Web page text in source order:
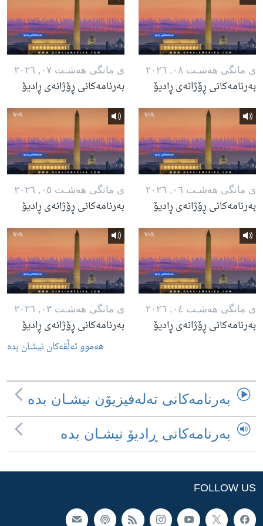
ی مانگی هه‌شـت ٠٨, ٢٠٢٦
بەرنامەکانی ڕۆژانەی ڕادیۆ
ی مانگی هه‌شـت ٠٧, ٢٠٢٦
بەرنامەکانی ڕۆژانەی ڕادیۆ
ی مانگی هه‌شـت ٠٦, ٢٠٢٦
بەرنامەکانی ڕۆژانەی ڕادیۆ
ی مانگی هه‌شـت ٠٥, ٢٠٢٦
بەرنامەکانی ڕۆژانەی ڕادیۆ
ی مانگی هه‌شـت ٠٤, ٢٠٢٦
بەرنامەکانی ڕۆژانەی ڕادیۆ
ی مانگی هه‌شـت ٠٣, ٢٠٢٦
بەرنامەکانی ڕۆژانەی ڕادیۆ
هه‌موو ئه‌ڵقه‌کان نیشـان بده‌
به‌رنامه‌کانی ته‌له‌فیزیۆن نیشـان بده‌
به‌رنامه‌کانی ڕادیۆ نیشـان بده‌
FOLLOW US